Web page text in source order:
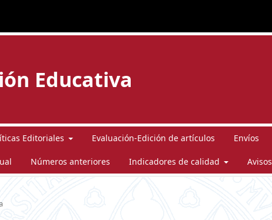
Educativa
Editoriales Evaluación-Edición de artículos Envíos
Números anteriores Indicadores de calidad Avisos